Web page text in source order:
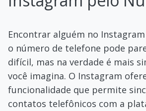
Encontrar alguém no
o número de telefone pode
difícil, mas na verdade é mais
você imagina. O Instagram
funcionalidade que permite
contatos telefônicos com a